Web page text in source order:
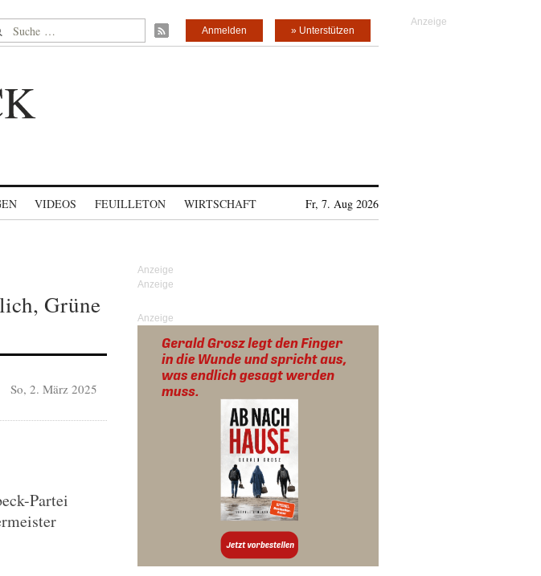
nach: » Unterstützen
Anmelden
VIDEOS FEUILLETON WIRTSCHAFT Fr, 7. Aug 2026
Grüne
So, 2. März 2025
Partei
Anzeige